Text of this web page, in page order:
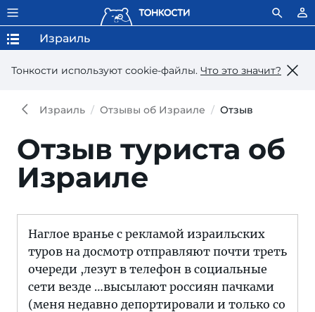
Тонкости используют сookie-файлы. Что это значит?
Израиль
Израиль Отзывы об Израиле Отзыв
Отзыв туриста об
Израиле
Наглое вранье с рекламой израильских
туров на досмотр отправляют почти треть
очереди ,лезут в телефон в социальные
сети везде …высылают россиян пачками
(меня недавно депортировали и только со